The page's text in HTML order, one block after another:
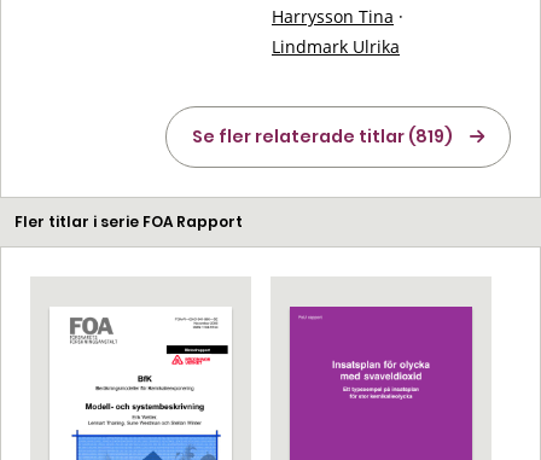
Harrysson Tina ·
Lindmark Ulrika
Se fler relaterade titlar (819)
Fler titlar i serie FOA Rapport